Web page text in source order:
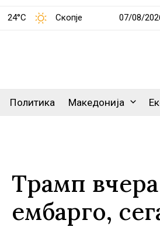
24°C Скопје 07/08/
Политика Македонија
Трамп
ембарго,